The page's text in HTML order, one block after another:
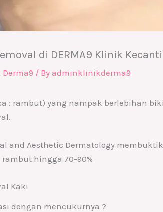
di DERMA9 Klinik
/ By adminklinikderma9
: rambut) yang nampak berlebihan
and Aesthetic Dermatology
hingga 70-90%
Kaki
dengan mencukurnya ?